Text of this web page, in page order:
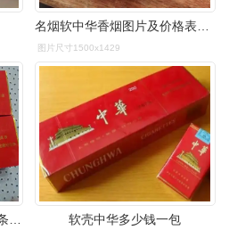
图片尺寸1500x1429
软中华烟多少钱一条?650一条中华系列的担当 软壳中华多少钱一包